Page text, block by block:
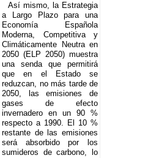
Así mismo, la Estrategia
a Largo Plazo para una
Economía Española
Moderna, Competitiva y
Climáticamente Neutra en
2050 (ELP 2050) muestra
una senda que permitirá
que en el Estado se
reduzcan, no más tarde de
2050, las emisiones de
gases de efecto
invernadero en un 90 %
respecto a 1990. El 10 %
restante de las emisiones
será absorbido por los
sumideros de carbono, lo